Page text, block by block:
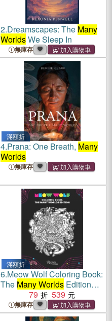
2.Dreamscapes: The Many
WorldsWe Sleep In
無庫存
滿額折
4.Prana: One Breath, Many
Worlds
無庫存
滿額折
6.Meow Wolf Coloring Book:
The Many WorldsEdition：
All Exhibits
79 539
無庫存